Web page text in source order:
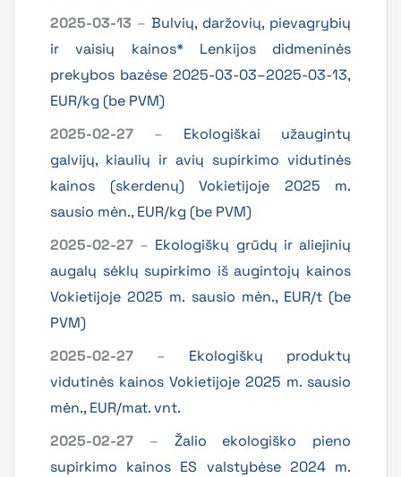
2025-03-13 – Bulvių, daržovių, pievagrybių
ir vaisių kainos* Lenkijos didmeninės
prekybos bazėse 2025-03-03–2025-03-13,
EUR/kg (be PVM)
2025-02-27 – Ekologiškai užaugintų
galvijų, kiaulių ir avių supirkimo vidutinės
kainos (skerdenų) Vokietijoje 2025 m.
sausio mėn., EUR/kg (be PVM)
2025-02-27 – Ekologiškų grūdų ir aliejinių
augalų sėklų supirkimo iš augintojų kainos
Vokietijoje 2025 m. sausio mėn., EUR/t (be
PVM)
2025-02-27 – Ekologiškų produktų
vidutinės kainos Vokietijoje 2025 m. sausio
mėn., EUR/mat. vnt.
2025-02-27 – Žalio ekologiško pieno
supirkimo kainos ES valstybėse 2024 m.